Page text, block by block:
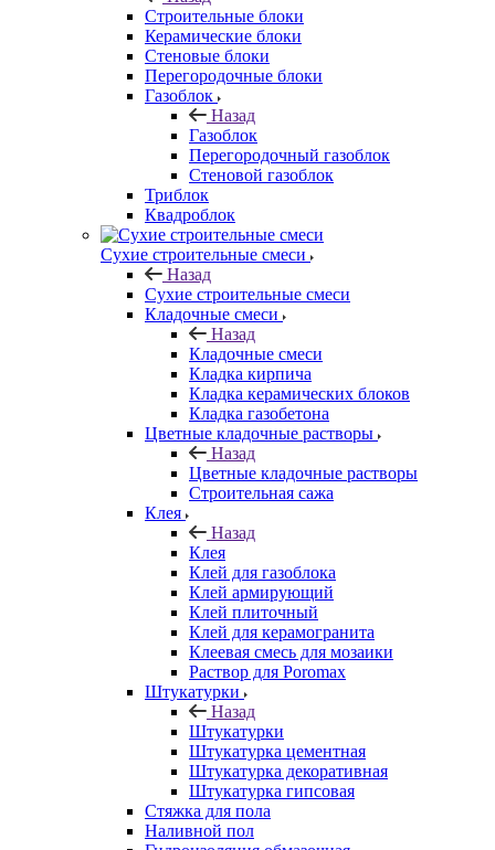
Строительные блоки
Керамические блоки
Стеновые блоки
Перегородочные блоки
Газоблок
Назад
Газоблок
Перегородочный газоблок
Стеновой газоблок
Триблок
Квадроблок
Сухие строительные смеси
Назад
Сухие строительные смеси
Кладочные смеси
Назад
Кладочные смеси
Кладка кирпича
Кладка керамических блоков
Кладка газобетона
Цветные кладочные растворы
Назад
Цветные кладочные растворы
Строительная сажа
Клея
Назад
Клея
Клей для газоблока
Клей армирующий
Клей плиточный
Клей для керамогранита
Клеевая смесь для мозаики
Раствор для Poromax
Штукатурки
Назад
Штукатурки
Штукатурка цементная
Штукатурка декоративная
Штукатурка гипсовая
Стяжка для пола
Наливной пол